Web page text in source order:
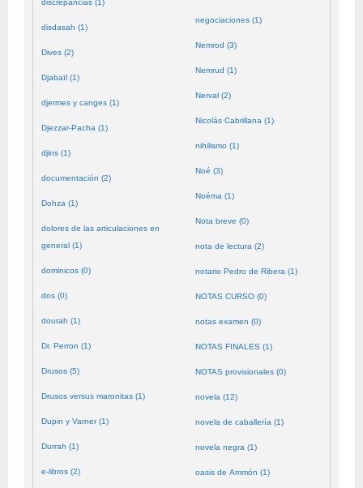
discrepancias (1)
disdasah (1)
Dives (2)
Djabaïl (1)
djermes y canges (1)
Djezzar-Pacha (1)
djins (1)
documentación (2)
Dohza (1)
dolores de las articulaciones en
general (1)
dominicos (0)
dos (0)
dourah (1)
Dr. Perron (1)
Drusos (5)
Drusos versus maronitas (1)
Dupin y Varner (1)
Durrah (1)
e-libros (2)
negociaciones (1)
Nemrod (3)
Nemrud (1)
Nerval (2)
Nicolás Cabrillana (1)
nihilismo (1)
Noé (3)
Noéma (1)
Nota breve (0)
nota de lectura (2)
notario Pedro de Ribera (1)
NOTAS CURSO (0)
notas examen (0)
NOTAS FINALES (1)
NOTAS provisionales (0)
novela (12)
novela de caballería (1)
novela negra (1)
oasis de Ammón (1)